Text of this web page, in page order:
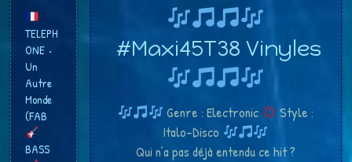
#Maxi45T38 Vinyles
Genre : Electronic
Style :
Italo-Disco
Qui n’a pas déjà entendu ce hit ?
TELEPH
ONE •
Un
Autre
Monde
(FAB
BASS